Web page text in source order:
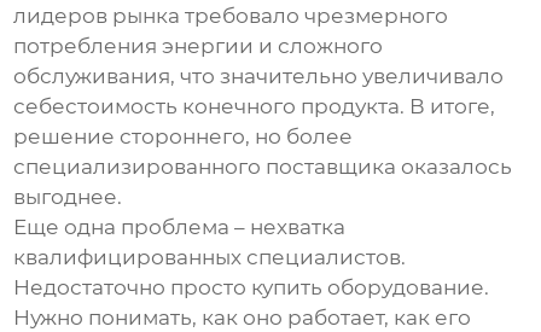
лидеров рынка требовало чрезмерного
потребления энергии и сложного
обслуживания, что значительно увеличивало
себестоимость конечного продукта. В итоге,
решение стороннего, но более
специализированного поставщика оказалось
выгоднее.
Еще одна проблема – нехватка
квалифицированных специалистов.
Недостаточно просто купить оборудование.
Нужно понимать, как оно работает, как его